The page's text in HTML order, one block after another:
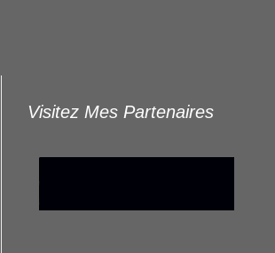
Visitez Mes Partenaires